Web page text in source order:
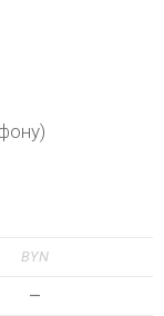
BYN
—